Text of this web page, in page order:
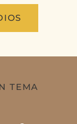
TEMA